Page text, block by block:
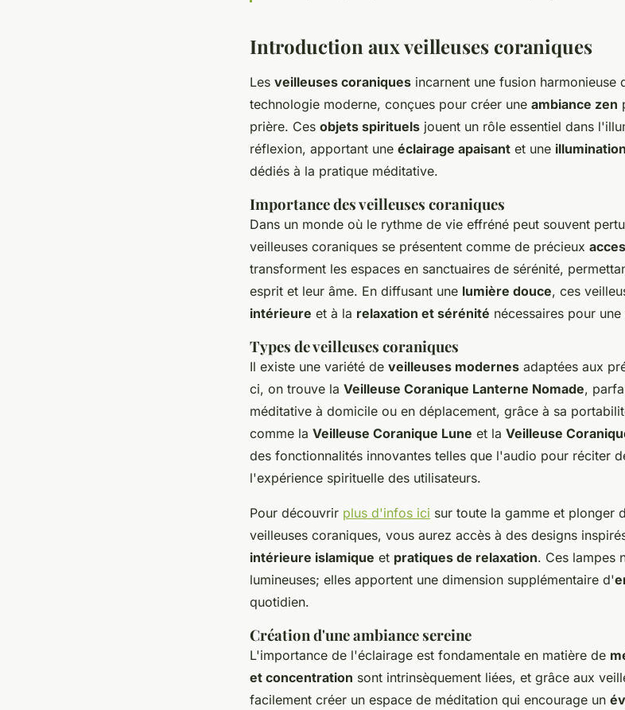
Introduction aux veilleuses coraniques
Les veilleuses coraniques incarnent une fusion
technologie moderne, conçues pour créer une ambiance zen
prière. Ces objets spirituels jouent un rôle essentiel dans
réflexion, apportant une éclairage apaisant et une
dédiés à la pratique méditative.
Importance des veilleuses coraniques
Dans un monde où le rythme de vie effréné peut souvent
veilleuses coraniques se présentent comme de précieux
transforment les espaces en sanctuaires de sérénité,
esprit et leur âme. En diffusant une lumière douce, ces
intérieure et à la relaxation et sérénité nécessaires pour
Types de veilleuses coraniques
Il existe une variété de veilleuses modernes adaptées aux
ci, on trouve la Veilleuse Coranique Lanterne Nomade,
méditative à domicile ou en déplacement, grâce à sa
comme la Veilleuse Coranique Lune et la Veilleuse
des fonctionnalités innovantes telles que l'audio pour réciter
l'expérience spirituelle des utilisateurs.
Pour découvrir plus d'infos ici sur toute la gamme et plonger
veilleuses coraniques, vous aurez accès à des designs
intérieure islamique et pratiques de relaxation. Ces lampes
lumineuses; elles apportent une dimension supplémentaire d'
quotidien.
Création d'une ambiance sereine
L'importance de l'éclairage est fondamentale en matière de
et concentration sont intrinsèquement liées, et grâce aux
facilement créer un espace de méditation qui encourage un